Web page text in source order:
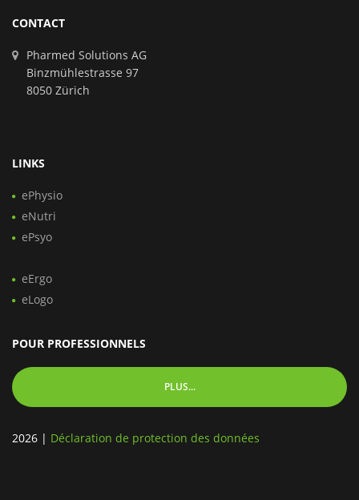
CONTACT
Pharmed Solutions AG
Binzmühlestrasse 97
8050 Zürich
LINKS
ePhysio
eNutri
ePsyo
eErgo
eLogo
POUR PROFESSIONNELS
PLUS...
2026 | Déclaration de protection des données